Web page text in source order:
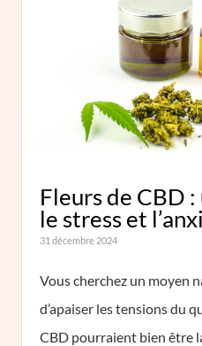
Fleurs de CBD
le stress et
31 décembre 2024
Vous cherchez un moyen
d’apaiser les tensions du
CBD pourraient bien être